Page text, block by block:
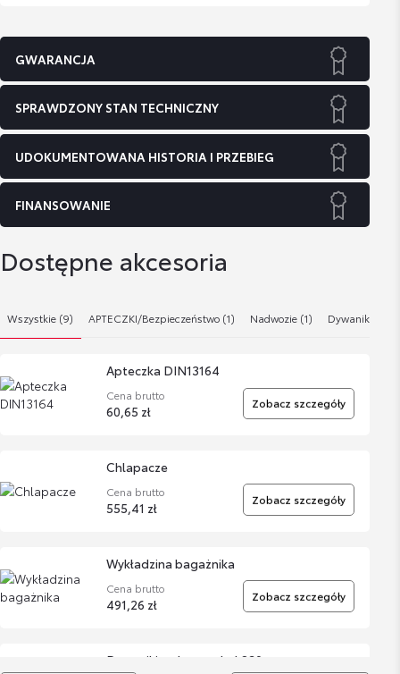
GWARANCJA
SPRAWDZONY STAN TECHNICZNY
UDOKUMENTOWANA HISTORIA I PRZEBIEG
FINANSOWANIE
Dostępne akcesoria
Wszystkie (9) APTECZKI/Bezpieczeństwo (1) Nadwozie (1) Dywaniki /
Apteczka DIN13164
Cena brutto
60,65 zł Zobacz szczegóły
Chlapacze
Cena brutto
555,41 zł Zobacz szczegóły
Wykładzina bagażnika
Cena brutto
491,26 zł Zobacz szczegóły
Dywaniki welurowe kpl 830gr